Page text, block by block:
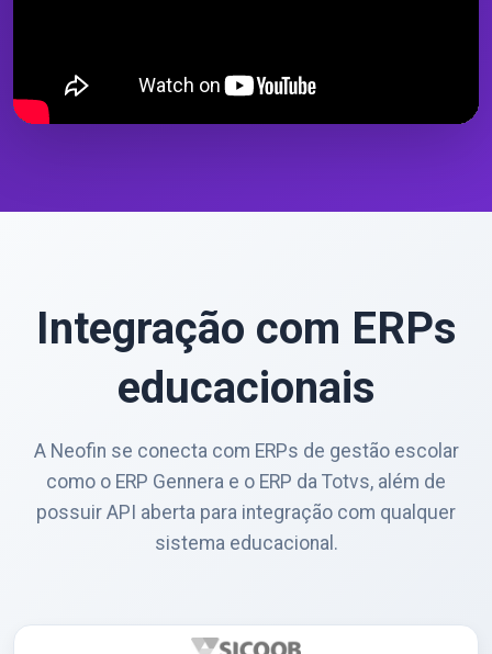
Integração com ERPs
educacionais
A Neofin se conecta com ERPs de gestão escolar
como o ERP Gennera e o ERP da Totvs, além de
possuir API aberta para integração com qualquer
sistema educacional.